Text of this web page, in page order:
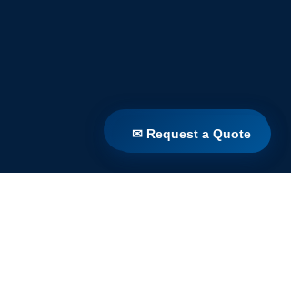
✉ Request a Quote
✉ Request a Quote